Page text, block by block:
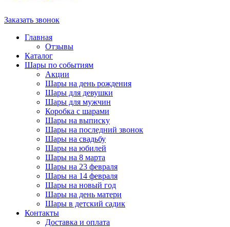
Заказать звонок
Главная
Отзывы
Каталог
Шары по событиям
Акции
Шары на день рождения
Шары для девушки
Шары для мужчин
Коробка с шарами
Шары на выписку
Шары на последний звонок
Шары на свадьбу
Шары на юбилей
Шары на 8 марта
Шары на 23 февраля
Шары на 14 февраля
Шары на новый год
Шары на день матери
Шары в детский садик
Контакты
Доставка и оплата